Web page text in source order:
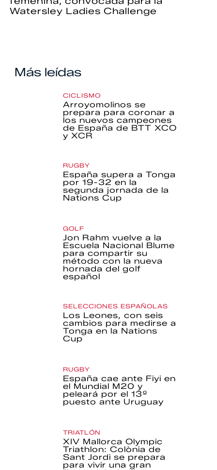
Watersley Ladies Challenge
Más leídas
CICLISMO
Arroyomolinos se
prepara para coronar a
los nuevos campeones
de España de BTT XCO
y XCR
RUGBY
España supera a Tonga
por 19-32 en la
segunda jornada de la
Nations Cup
GOLF
Jon Rahm vuelve a la
Escuela Nacional Blume
para compartir su
método con la nueva
hornada del golf
español
SELECCIONES ESPAÑOLAS
Los Leones, con seis
cambios para medirse a
Tonga en la Nations
Cup
RUGBY
España cae ante Fiyi en
el Mundial M20 y
peleará por el 13º
puesto ante Uruguay
TRIATLÓN
XIV Mallorca Olympic
Triathlon: Colònia de
Sant Jordi se prepara
para vivir una gran